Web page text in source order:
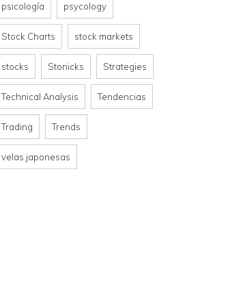
psicología psycology
Stock Charts stock markets
stocks Stonicks Strategies
Technical Analysis Tendencias
Trading Trends
velas japonesas